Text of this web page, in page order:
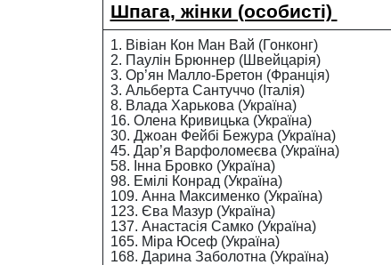
Шпага, жінки (особисті)
1. Вівіан Кон Ман Вай (Гонконг)
2. Паулін Брюннер (Швейцарія)
3. Ор’ян Малло-Бретон (Франція)
3. Альберта Сантуччо (Італія)
8. Влада Харькова (Україна)
16. Олена Кривицька (Україна)
30. Джоан Фейбі Бежура (Україна)
45. Дар’я Варфоломеєва (Україна)
58. Інна Бровко (Україна)
98. Емілі Конрад (Україна)
109. Анна Максименко (Україна)
123. Єва Мазур (Україна)
137. Анастасія Самко (Україна)
165. Міра Юсеф (Україна)
168. Дарина Заболотна (Україна)